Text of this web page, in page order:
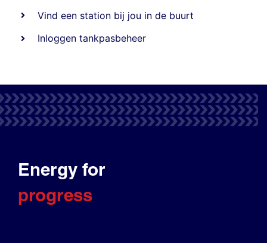
Vind een station bij jou in de buurt
Inloggen tankpasbeheer
Energy for
progress